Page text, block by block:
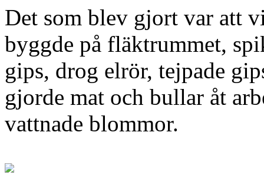
Det som blev gjort var att
byggde på fläktrummet,
gips, drog elrör, tejpade
gjorde mat och bullar åt
vattnade blommor.